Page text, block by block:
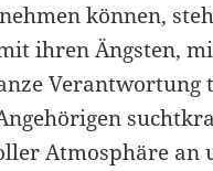
können,
ihren Ängsten,
Verantwortung
Atmosphäre an